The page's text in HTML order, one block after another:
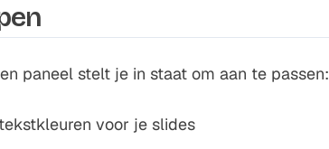
paneel stelt je in staat om aan te passen:
voor je slides